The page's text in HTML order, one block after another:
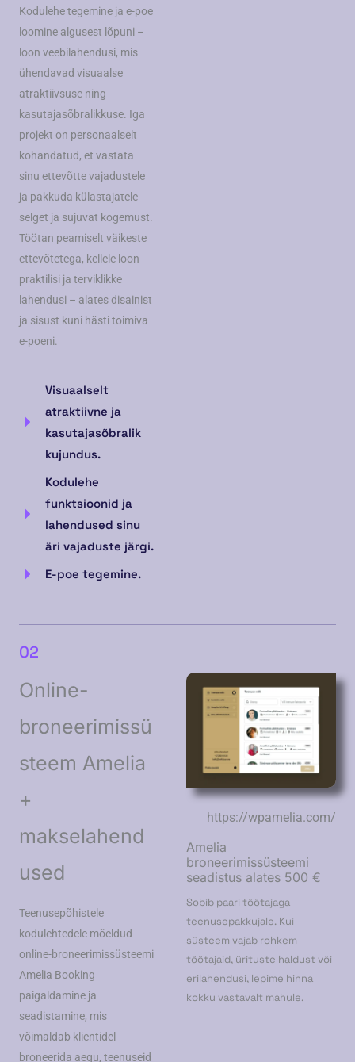
Kodulehe tegemine ja e-poe
loomine algusest lõpuni –
loon veebilahendusi, mis
ühendavad visuaalse
atraktiivsuse ning
kasutajasõbralikkuse. Iga
projekt on personaalselt
kohandatud, et vastata
sinu ettevõtte vajadustele
ja pakkuda külastajatele
selget ja sujuvat kogemust.
Töötan peamiselt väikeste
ettevõtetega, kellele loon
praktilisi ja terviklikke
lahendusi – alates disainist
ja sisust kuni hästi toimiva
e-poeni.
Visuaalselt
atraktiivne ja
kasutajasõbralik
kujundus.
Kodulehe
funktsioonid ja
lahendused sinu
äri vajaduste järgi.
E-poe tegemine.
02
Online-
broneerimissü
steem Amelia
+
makselahend
used
Teenusepõhistele
kodulehtedele mõeldud
online-broneerimissüsteemi
Amelia Booking
paigaldamine ja
seadistamine, mis
võimaldab klientidel
broneerida aegu, teenuseid
https://wpamelia.com/
Amelia
broneerimissüsteemi
seadistus alates 500 €
Sobib paari töötajaga
teenusepakkujale. Kui
süsteem vajab rohkem
töötajaid, ürituste haldust või
erilahendusi, lepime hinna
kokku vastavalt mahule.